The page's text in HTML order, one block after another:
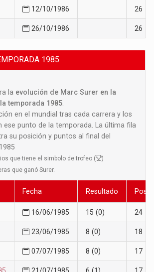
12/10/1986 26
26/10/1986 26
1985
la evolución de Marc Surer en la
temporada 1985
en el mundial tras cada carrera y los
ese punto de la temporada. La última fila
su posición y puntos al final del
que tiene el simbolo de trofeo (
)
que ganó Surer.
Fecha Resultado
16/06/1985 15 (0) 24
23/06/1985 8 (0) 18
07/07/1985 8 (0) 17